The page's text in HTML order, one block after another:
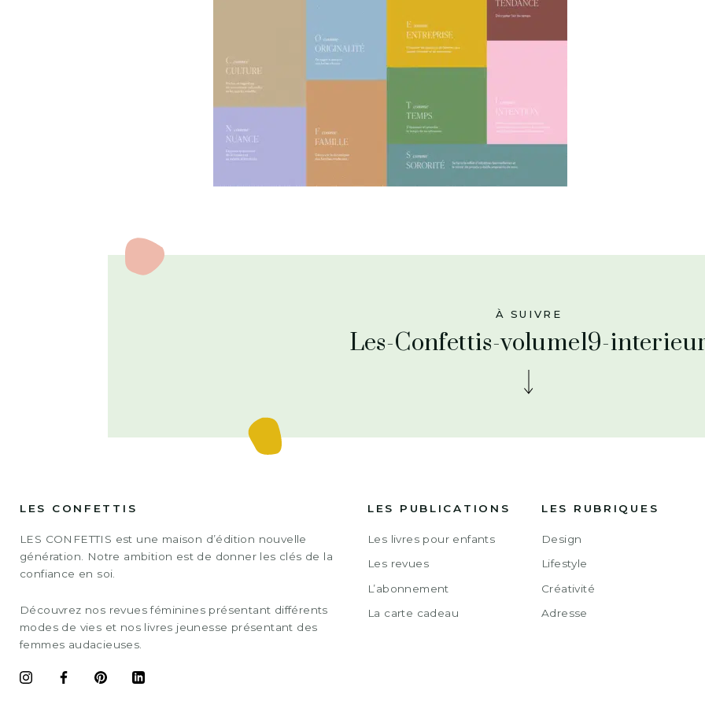
À SUIVRE
Les-Confettis-volume19-
LES CONFETTIS
LES CONFETTIS est une maison d’édition nouvelle
génération. Notre ambition est de donner les clés de la
confiance en soi.
Découvrez nos revues féminines présentant différents
modes de vies et nos livres jeunesse présentant des
femmes audacieuses.
LES PUBLICATIONS
Les livres pour enfants
Les revues
L’abonnement
La carte cadeau
LES RUBRIQUES
Design
Lifestyle
Créativité
Adresse